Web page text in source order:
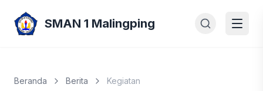
SMAN 1 Malingping
Beranda Berita Kegiatan